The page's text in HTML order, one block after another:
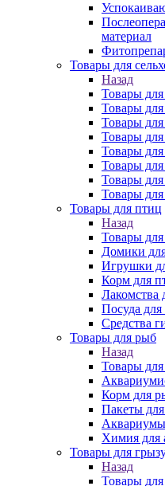
материал
Товары для
Назад
Товары
Товары для
Товары для
Товары
Товары
Товары
Товары для
Товары
Товары для птиц
Назад
Товары
Домики
Игрушки
Корм для
Лакомства
Посуда для
Средства
Товары для рыб
Назад
Товары
Корм для
Пакеты
Химия для
Товары для
Назад
Товары